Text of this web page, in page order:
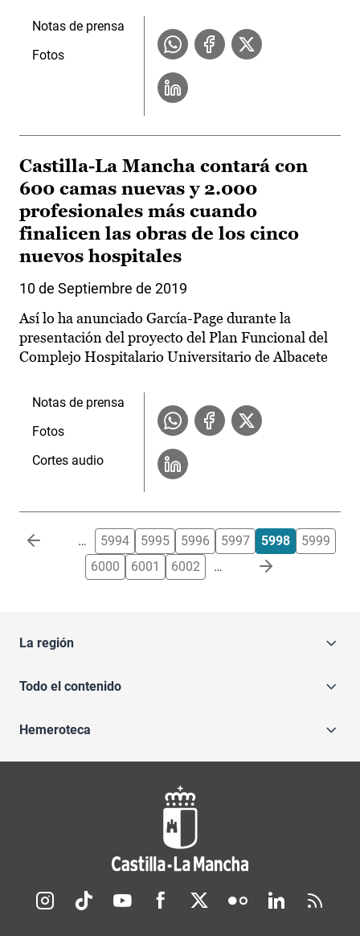
Notas de prensa
Fotos
Castilla-La Mancha contará con
600 camas nuevas y 2.000
profesionales más cuando
finalicen las obras de los cinco
nuevos hospitales
10 de Septiembre de 2019
Así lo ha anunciado García-Page durante la
presentación del proyecto del Plan Funcional del
Complejo Hospitalario Universitario de Albacete
Notas de prensa
Fotos
Cortes audio
Paginación … 5994 5995 5996 5997 5998
5999
6000
6001 6002 …
La región
Todo el contenido
Hemeroteca
Redes sociales JCCM